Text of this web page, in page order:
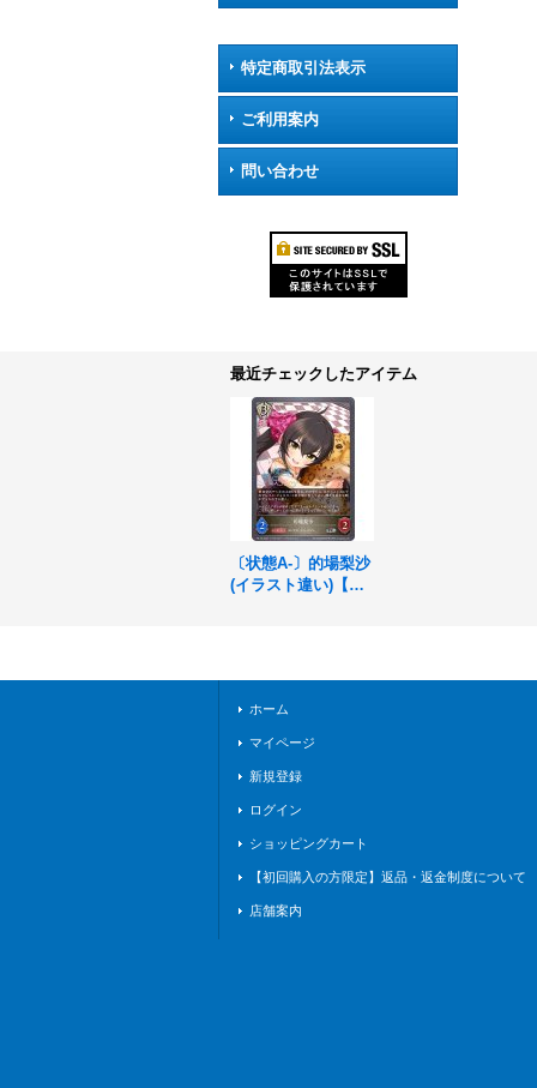
特定商取引法表示
ご利用案内
問い合わせ
最近チェックしたアイテム
〔状態A-〕的場梨沙
(イラスト違い)【P
ホーム
マイページ
新規登録
ログイン
ショッピングカート
【初回購入の方限定】返品・返金制度について
店舗案内